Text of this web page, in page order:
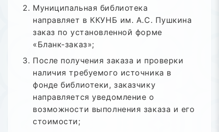
Муниципальная библиотека
направляет в ККУНБ им. А.С. Пушкина
заказ по установленной форме
«Бланк-заказ»;
После получения заказа и проверки
наличия требуемого источника в
фонде библиотеки, заказчику
направляется уведомление о
возможности выполнения заказа и его
стоимости;